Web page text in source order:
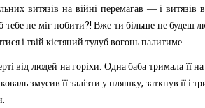
витязів на війні перемагав — і витязів
тебе не міг побити?!Вже ти більше не будеш
і твій кістяний тулуб вогонь палитиме.
від людей на горіхи. Одна баба тримала її на
коваль змусив її залізти у пляшку, заткнув її і
.